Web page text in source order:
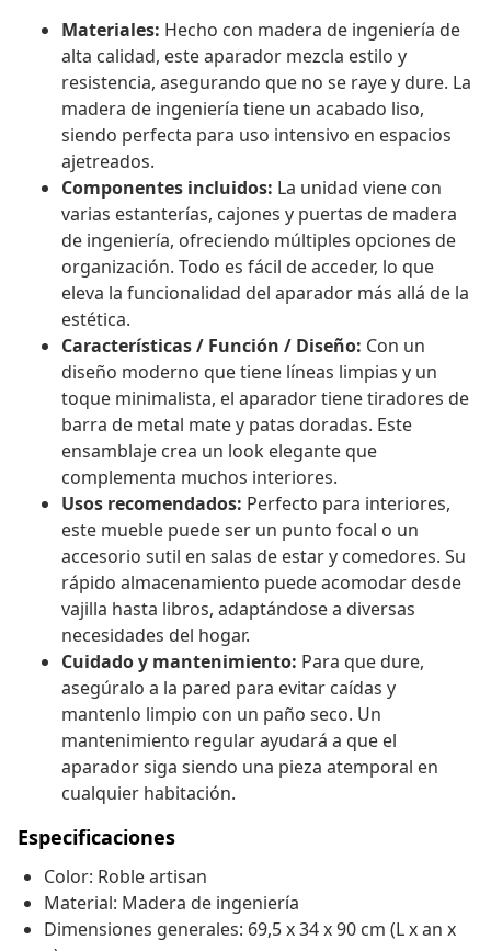
Materiales: Hecho con madera de ingeniería de
alta calidad, este aparador mezcla estilo y
resistencia, asegurando que no se raye y dure. La
madera de ingeniería tiene un acabado liso,
siendo perfecta para uso intensivo en espacios
ajetreados.
Componentes incluidos: La unidad viene con
varias estanterías, cajones y puertas de madera
de ingeniería, ofreciendo múltiples opciones de
organización. Todo es fácil de acceder, lo que
eleva la funcionalidad del aparador más allá de la
estética.
Características / Función / Diseño: Con un
diseño moderno que tiene líneas limpias y un
toque minimalista, el aparador tiene tiradores de
barra de metal mate y patas doradas. Este
ensamblaje crea un look elegante que
complementa muchos interiores.
Usos recomendados: Perfecto para interiores,
este mueble puede ser un punto focal o un
accesorio sutil en salas de estar y comedores. Su
rápido almacenamiento puede acomodar desde
vajilla hasta libros, adaptándose a diversas
necesidades del hogar.
Cuidado y mantenimiento: Para que dure,
asegúralo a la pared para evitar caídas y
mantenlo limpio con un paño seco. Un
mantenimiento regular ayudará a que el
aparador siga siendo una pieza atemporal en
cualquier habitación.
Especificaciones
Color: Roble artisan
Material: Madera de ingeniería
Dimensiones generales: 69,5 x 34 x 90 cm (L x an x